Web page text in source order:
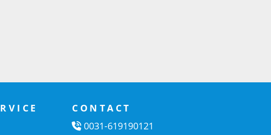
CONTACT
0031-619190121